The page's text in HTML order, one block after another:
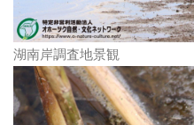
湖南岸調査地景観